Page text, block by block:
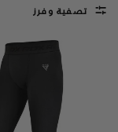
تصفية وفرز